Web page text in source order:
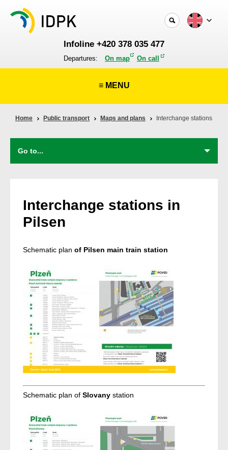
Infoline +420 378 035 477
Departures: On map On call
≡ MENU
Home Public transport Maps and plans Interchange stations
Interchange stations in
Pilsen
Schematic plan of Pilsen main train station
Schematic plan of Slovany station